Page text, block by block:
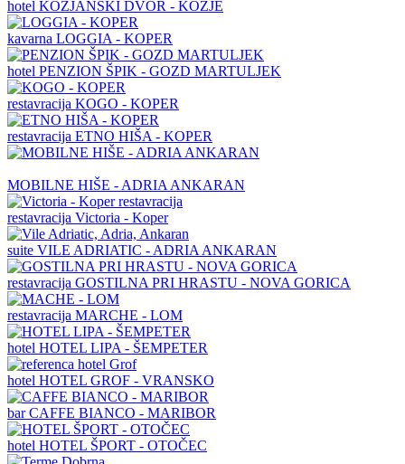
hotel KOZJANSKI DVOR - KOZJE
kavarna LOGGIA - KOPER
hotel PENZION ŠPIK - GOZD MARTULJEK
restavracija KOGO - KOPER
restavracija ETNO HIŠA - KOPER
MOBILNE HIŠE - ADRIA ANKARAN
restavracija Victoria - Koper
suite VILE ADRIATIC - ADRIA ANKARAN
restavracija GOSTILNA PRI HRASTU - NOVA GORICA
restavracija MARCHE - LOM
hotel HOTEL LIPA - ŠEMPETER
hotel HOTEL GROF - VRANSKO
barCAFFE BIANCO - MARIBOR
hotel HOTEL ŠPORT - OTOČEC